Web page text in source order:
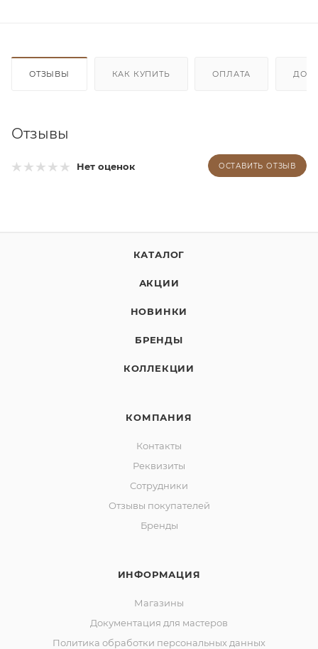
ОТЗЫВЫ КАК КУПИТЬ ОПЛАТА
Отзывы
Нет оценок ОСТАВИТЬ ОТЗЫВ
КАТАЛОГ
АКЦИИ
НОВИНКИ
БРЕНДЫ
КОЛЛЕКЦИИ
КОМПАНИЯ
Контакты
Реквизиты
Сотрудники
Отзывы покупателей
Бренды
ИНФОРМАЦИЯ
Магазины
Документация для мастеров
Политика обработки персональных данных